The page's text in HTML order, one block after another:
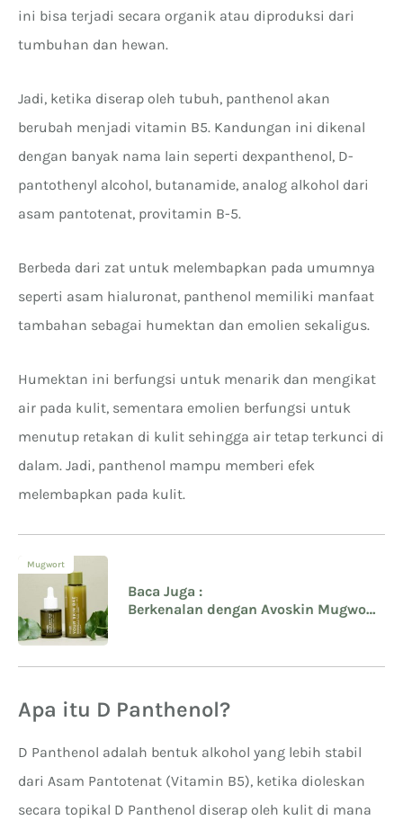
ini bisa terjadi secara organik atau diproduksi dari
tumbuhan dan hewan.
Jadi, ketika diserap oleh tubuh, panthenol akan
berubah menjadi vitamin B5. Kandungan ini dikenal
dengan banyak nama lain seperti dexpanthenol, D-
pantothenyl alcohol, butanamide, analog alkohol dari
asam pantotenat, provitamin B-5.
Berbeda dari zat untuk melembapkan pada umumnya
seperti asam hialuronat, panthenol memiliki manfaat
tambahan sebagai humektan dan emolien sekaligus.
Humektan ini berfungsi untuk menarik dan mengikat
air pada kulit, sementara emolien berfungsi untuk
menutup retakan di kulit sehingga air tetap terkunci di
dalam. Jadi, panthenol mampu memberi efek
melembapkan pada kulit.
Mugwort
Baca Juga :
Berkenalan dengan Avoskin Mugwort
Apa itu D Panthenol?
D Panthenol adalah bentuk alkohol yang lebih stabil
dari Asam Pantotenat (Vitamin B5), ketika dioleskan
secara topikal D Panthenol diserap oleh kulit di mana